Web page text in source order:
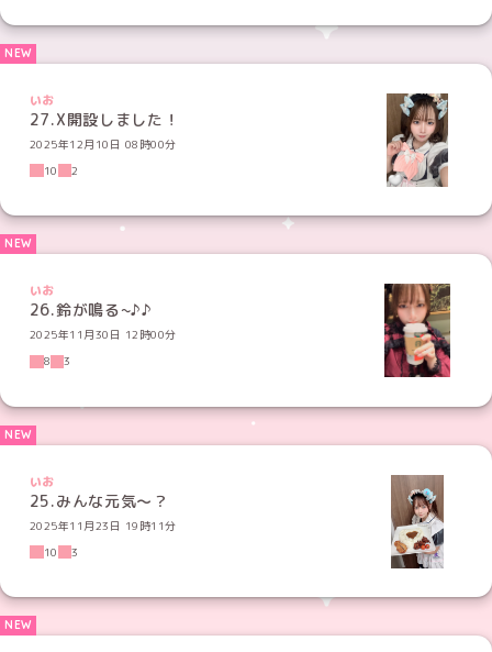
いお
27.X開設しました！
2025年12月10日 08時00分
10
2
いお
26.鈴が鳴る~♪♪
2025年11月30日 12時00分
8
3
いお
25.みんな元気〜？
2025年11月23日 19時11分
10
3